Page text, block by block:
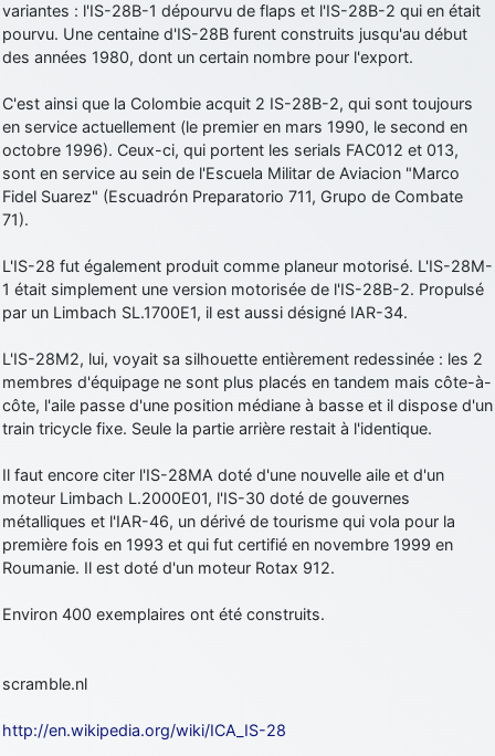
année!
jericho: Merci D9pouces, à mon tour de souhaiter un Joyeux Noël
d9pouces: Joyeux Noël à tous !
d9pouces: mais tu peux tenter l'un des rares lycées militaires
comme le Prytanée dans la Sarthe, ça ne peut pas faire de mal !
d9pouces: C'est plutôt après le lycée, voire après une prépa
scientifique, tu as donc encore un peu de temps devant toi
yaellerigolow : bonjour a tous je suis un élève de première
passionnée par l'aviation militaire , pourrais je savoir que faire après
le lycée pour s'orienter et pouvoir devenir officier de l'armée de l'air?
mahmoud : bonsoir, très instructif ce site .mais nous aimerions avoir
les photo des anciens appareils de l'armée de l'air de la haute -volta
d9pouces: Ça me casse quand même bien les pieds, j’avoue
d9pouces
: En espérant n’avoir coupé les accessoires de personne
au passage !
d9pouces: j'ai trouvé un palliatif un peu violent, mais ça devrait aller
un peu mieux
par terre
manifestement
variantes : l'IS-28B-1 dépourvu de flaps et l'IS-28B-2 qui en était
pourvu. Une centaine d'IS-28B furent construits jusqu'au début
des années 1980, dont un certain nombre pour l'export.
C'est ainsi que la Colombie acquit 2 IS-28B-2, qui sont toujours
en service actuellement (le premier en mars 1990, le second en
octobre 1996). Ceux-ci, qui portent les serials FAC012 et 013,
sont en service au sein de l'Escuela Militar de Aviacion "Marco
Fidel Suarez" (Escuadrón Preparatorio 711, Grupo de Combate
71).
L'IS-28 fut également produit comme planeur motorisé. L'IS-28M-
1 était simplement une version motorisée de l'IS-28B-2. Propulsé
par un Limbach SL.1700E1, il est aussi désigné IAR-34.
L'IS-28M2, lui, voyait sa silhouette entièrement redessinée : les 2
membres d'équipage ne sont plus placés en tandem mais côte-à-
côte, l'aile passe d'une position médiane à basse et il dispose d'un
train tricycle fixe. Seule la partie arrière restait à l'identique.
Il faut encore citer l'IS-28MA doté d'une nouvelle aile et d'un
moteur Limbach L.2000E01, l'IS-30 doté de gouvernes
métalliques et l'IAR-46, un dérivé de tourisme qui vola pour la
première fois en 1993 et qui fut certifié en novembre 1999 en
Roumanie. Il est doté d'un moteur Rotax 912.
Environ 400 exemplaires ont été construits.
scramble.nl
http://en.wikipedia.org/wiki/ICA_IS-28